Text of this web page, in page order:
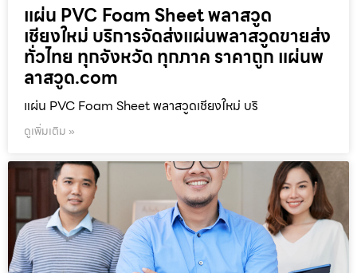
แผ่น PVC Foam Sheet พลาสวูด
เชียงใหม่ บริการจัดส่งแผ่นพลาสวูดขายส่ง
ทั่วไทย ทุกจังหวัด ทุกภาค ราคาถูก แผ่นพ
ลาสวูด.com
แผ่น PVC Foam Sheet พลาสวูดเชียงใหม่ บริ
ดูเพิ่มเติม »